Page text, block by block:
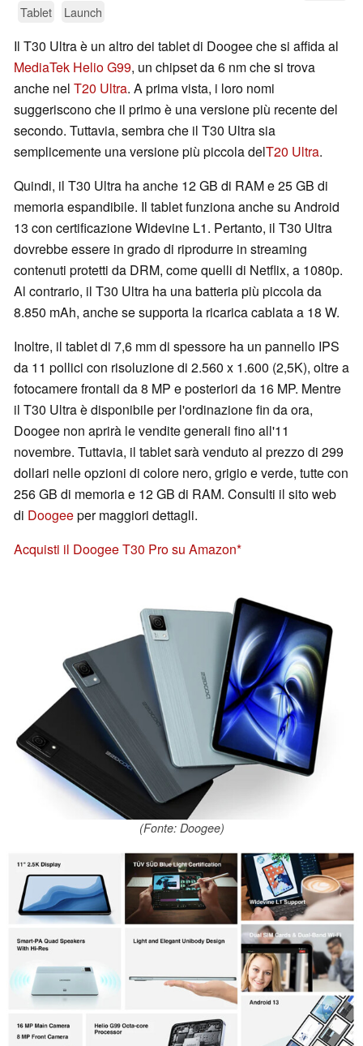
Tablet
Launch
Il T30 Ultra è un altro dei tablet di Doogee che si affida al
MediaTek Helio G99, un chipset da 6 nm che si trova
anche nel T20 Ultra. A prima vista, i loro nomi
suggeriscono che il primo è una versione più recente del
secondo. Tuttavia, sembra che il T30 Ultra sia
semplicemente una versione più piccola delT20 Ultra.
Quindi, il T30 Ultra ha anche 12 GB di RAM e 25 GB di
memoria espandibile. Il tablet funziona anche su Android
13 con certificazione Widevine L1. Pertanto, il T30 Ultra
dovrebbe essere in grado di riprodurre in streaming
contenuti protetti da DRM, come quelli di Netflix, a 1080p.
Al contrario, il T30 Ultra ha una batteria più piccola da
8.850 mAh, anche se supporta la ricarica cablata a 18 W.
Inoltre, il tablet di 7,6 mm di spessore ha un pannello IPS
da 11 pollici con risoluzione di 2.560 x 1.600 (2,5K), oltre a
fotocamere frontali da 8 MP e posteriori da 16 MP. Mentre
il T30 Ultra è disponibile per l'ordinazione fin da ora,
Doogee non aprirà le vendite generali fino all'11
novembre. Tuttavia, il tablet sarà venduto al prezzo di 299
dollari nelle opzioni di colore nero, grigio e verde, tutte con
256 GB di memoria e 12 GB di RAM. Consulti il sito web
di Doogeeper maggiori dettagli.
Acquisti il Doogee T30 Pro su Amazon
(Fonte: Doogee)